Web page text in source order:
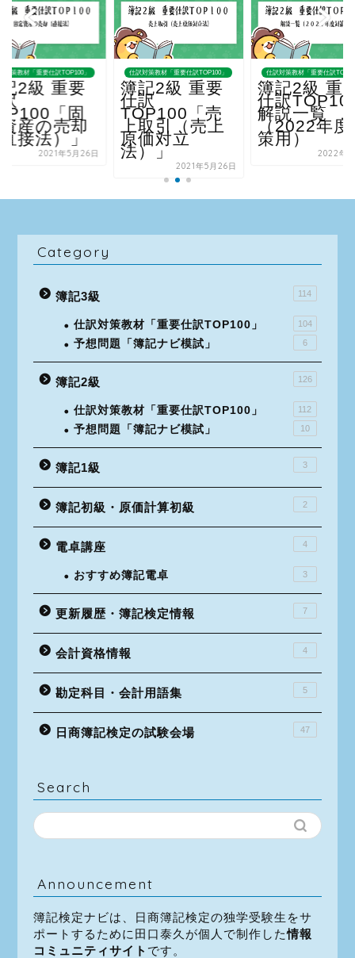
訳TOP100」
要
固
売却
）」
年5月26日
仕訳対策教材「重要仕訳TOP100」
簿記2級 重要
仕訳
TOP100「売
上取引（売上
原価対立
法）」
2021年5月26日
仕訳対策教材「重要仕訳TOP100」
簿記2級 重要
仕訳TOP100
解説一覧
（2022年度対
策用）
2022年5月1日
Category
簿記3級 114
仕訳対策教材「重要仕訳TOP100」 104
予想問題「簿記ナビ模試」 6
簿記2級 126
仕訳対策教材「重要仕訳TOP100」 112
予想問題「簿記ナビ模試」 10
簿記1級 3
簿記初級・原価計算初級 2
電卓講座 4
おすすめ簿記電卓 3
更新履歴・簿記検定情報 7
会計資格情報 4
勘定科目・会計用語集 5
日商簿記検定の試験会場 47
Search
Announcement
簿記検定ナビは、日商簿記検定の独学受験生をサ
ポートするために田口泰久が個人で制作した情報
コミュニティサイト です。